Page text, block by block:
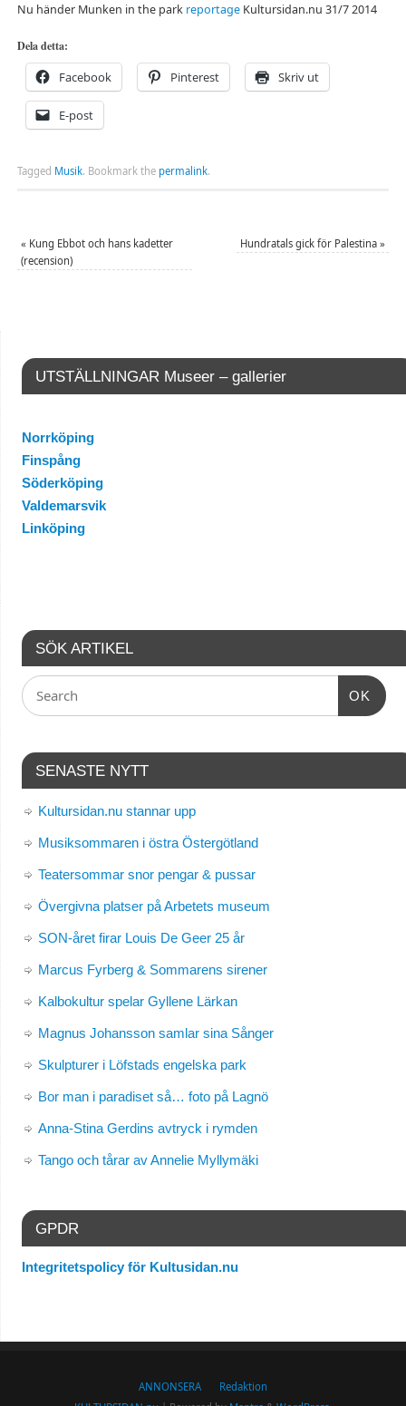
Nu händer Munken in the park reportageKultursidan.nu 31/7 2014
Dela detta:
Facebook Pinterest Skriv ut
E-post
Tagged Musik. Bookmark the permalink.
« Kung Ebbot och hans kadetter
(recension)
Hundratals gick för Palestina»
UTSTÄLLNINGAR Museer – gallerier
Norrköping
Finspång
Söderköping
Valdemarsvik
Linköping
SÖK ARTIKEL
OK
SENASTE NYTT
Kultursidan.nu stannar upp
Musiksommaren i östra Östergötland
Teatersommar snor pengar & pussar
Övergivna platser på Arbetets museum
SON-året firar Louis De Geer 25 år
Marcus Fyrberg & Sommarens sirener
Kalbokultur spelar Gyllene Lärkan
Magnus Johansson samlar sina Sånger
Skulpturer i Löfstads engelska park
Bor man i paradiset så… foto på Lagnö
Anna-Stina Gerdins avtryck i rymden
Tango och tårar av Annelie Myllymäki
GPDR
Integritetspolicy för Kultusidan.nu
ANNONSERA
Redaktion